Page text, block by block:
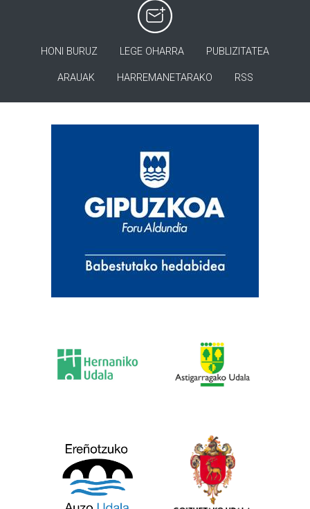
HONI BURUZ LEGE OHARRA PUBLIZITATEA
ARAUAK HARREMANETARAKO RSS